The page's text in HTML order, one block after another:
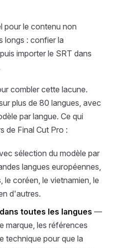
pour le contenu non
longs : confier la
importer le SRT dans
combler cette lacune.
plus de 80 langues, avec
par langue. Ce qui
de Final Cut Pro :
sélection du modèle par
langues européennes,
le coréen, le vietnamien, le
d'autres.
toutes les langues —
marque, les références
technique pour que la